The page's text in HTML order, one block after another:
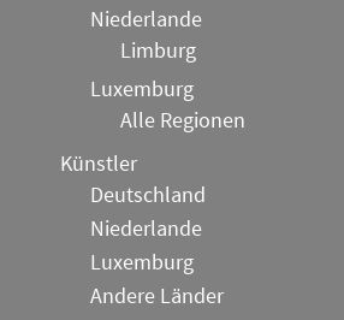
Niederlande
Limburg
Luxemburg
Alle Regionen
Künstler
Deutschland
Niederlande
Luxemburg
Andere Länder